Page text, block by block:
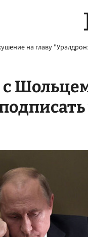
на главу
с